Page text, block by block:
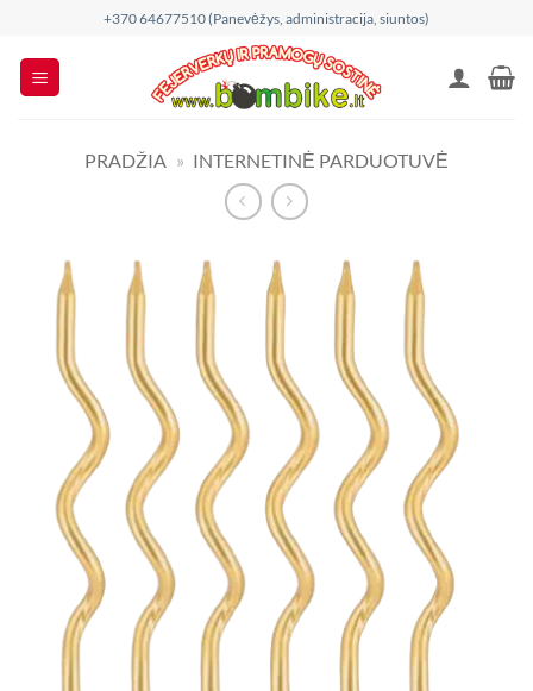
content
+370 64677510 (Panevėžys, administracija, siuntos)
PRADŽIA » INTERNETINĖ PARDUOTUVĖ